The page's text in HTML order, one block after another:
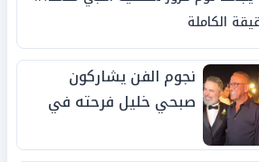
الكاملة
نجوم الفن يشاركون
صبحي خليل فرحته في